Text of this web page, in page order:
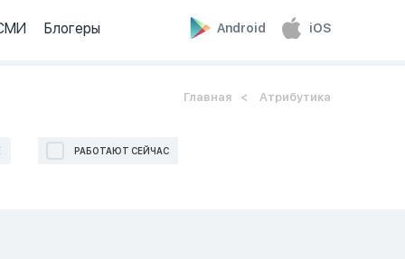
Блогеры Android iOS
Главная Атрибутика
РАБОТАЮТ СЕЙЧАС